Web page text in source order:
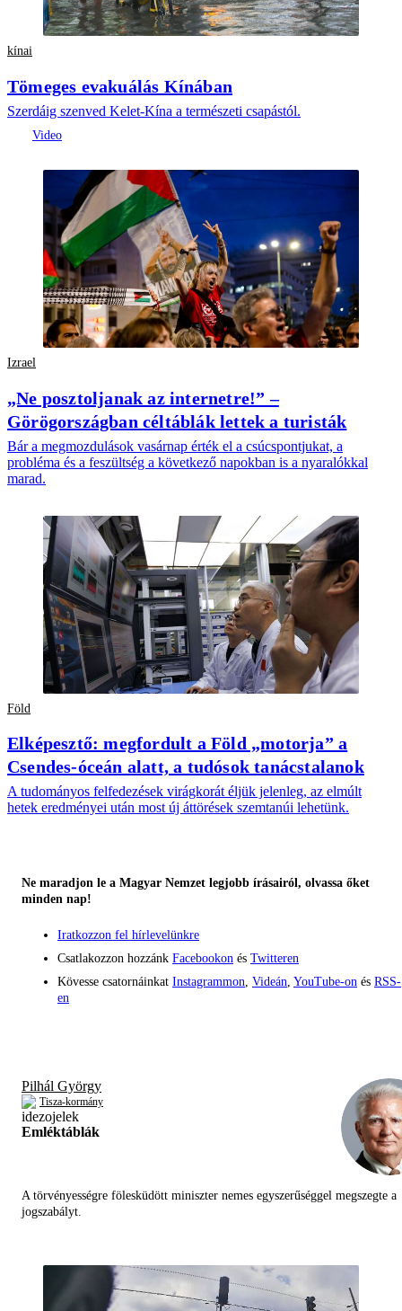
kínai
Tömeges evakuálás Kínában
Szerdáig szenved Kelet-Kína a természeti csapástól.
Izrael
„Ne posztoljanak az internetre!” –
Görögországban céltáblák lettek a turisták
Bár a megmozdulások vasárnap érték el a csúcspontjukat, a
probléma és a feszültség a következő napokban is a nyaralókkal
marad.
Föld
Elképesztő: megfordult a Föld „motorja” a
Csendes-óceán alatt, a tudósok tanácstalanok
A tudományos felfedezések virágkorát éljük jelenleg, az elmúlt
hetek eredményei után most új áttörések szemtanúi lehetünk.
Ne maradjon le a Magyar Nemzet legjobb írásairól, olvassa őket
minden nap!
Iratkozzon fel hírlevelünkre
Csatlakozzon hozzánk Facebookon és Twitteren
Kövesse csatornáinkat Instagrammon, Videán, YouTube-on és RSS-
en
Pilhál György
Tisza-kormány
Emléktáblák
A törvényességre fölesküdött miniszter nemes egyszerűséggel megszegte a
jogszabályt.